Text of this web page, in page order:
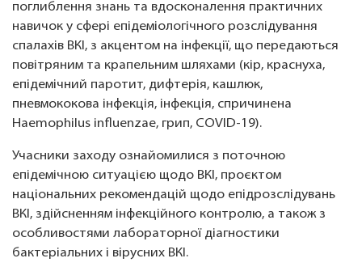
поглиблення знань та вдосконалення практичних
навичок у сфері епідеміологічного розслідування
спалахів ВКІ, з акцентом на інфекції, що передаються
повітряним та крапельним шляхами (кір, краснуха,
епідемічний паротит, дифтерія, кашлюк,
пневмококова інфекція, інфекція, спричинена
Haemophilus influenzae, грип, COVID-19).
Учасники заходу ознайомилися з поточною
епідемічною ситуацією щодо ВКІ, проєктом
національних рекомендацій щодо епідрозслідувань
ВКІ, здійсненням інфекційного контролю, а також з
особливостями лабораторної діагностики
бактеріальних і вірусних ВКІ.